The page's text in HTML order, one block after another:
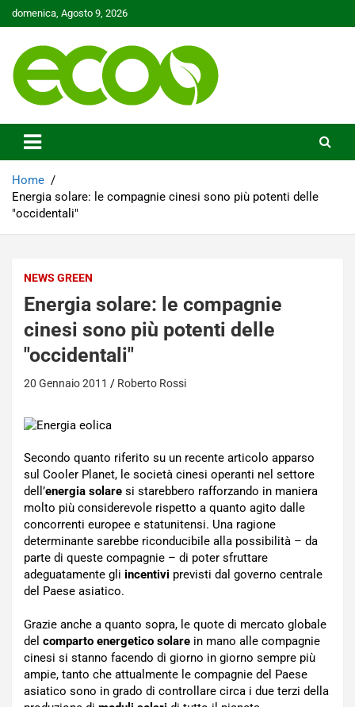
Skip
to
domenica, Agosto 9, 2026
Ecoo.it
Home
Energia solare: le compagnie cinesi sono più potenti delle
"occidentali"
NEWS GREEN
Energia solare: le compagnie
cinesi sono più potenti delle
"occidentali"
20 Gennaio 2011 Roberto Rossi
Secondo quanto riferito su un recente articolo apparso
sul Cooler Planet, le società cinesi operanti nel settore
dell’energia solare si starebbero rafforzando in maniera
molto più considerevole rispetto a quanto agito dalle
concorrenti europee e statunitensi. Una ragione
determinante sarebbe riconducibile alla possibilità – da
parte di queste compagnie – di poter sfruttare
adeguatamente gli incentivi previsti dal governo centrale
del Paese asiatico.
Grazie anche a quanto sopra, le quote di mercato globale
del comparto energetico solare in mano alle compagnie
cinesi si stanno facendo di giorno in giorno sempre più
ampie, tanto che attualmente le compagnie del Paese
asiatico sono in grado di controllare circa i due terzi della